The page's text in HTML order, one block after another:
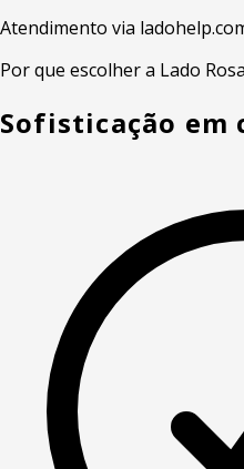
Atendimento via
Por que escolher a Lado Rosa
Sofisticação em